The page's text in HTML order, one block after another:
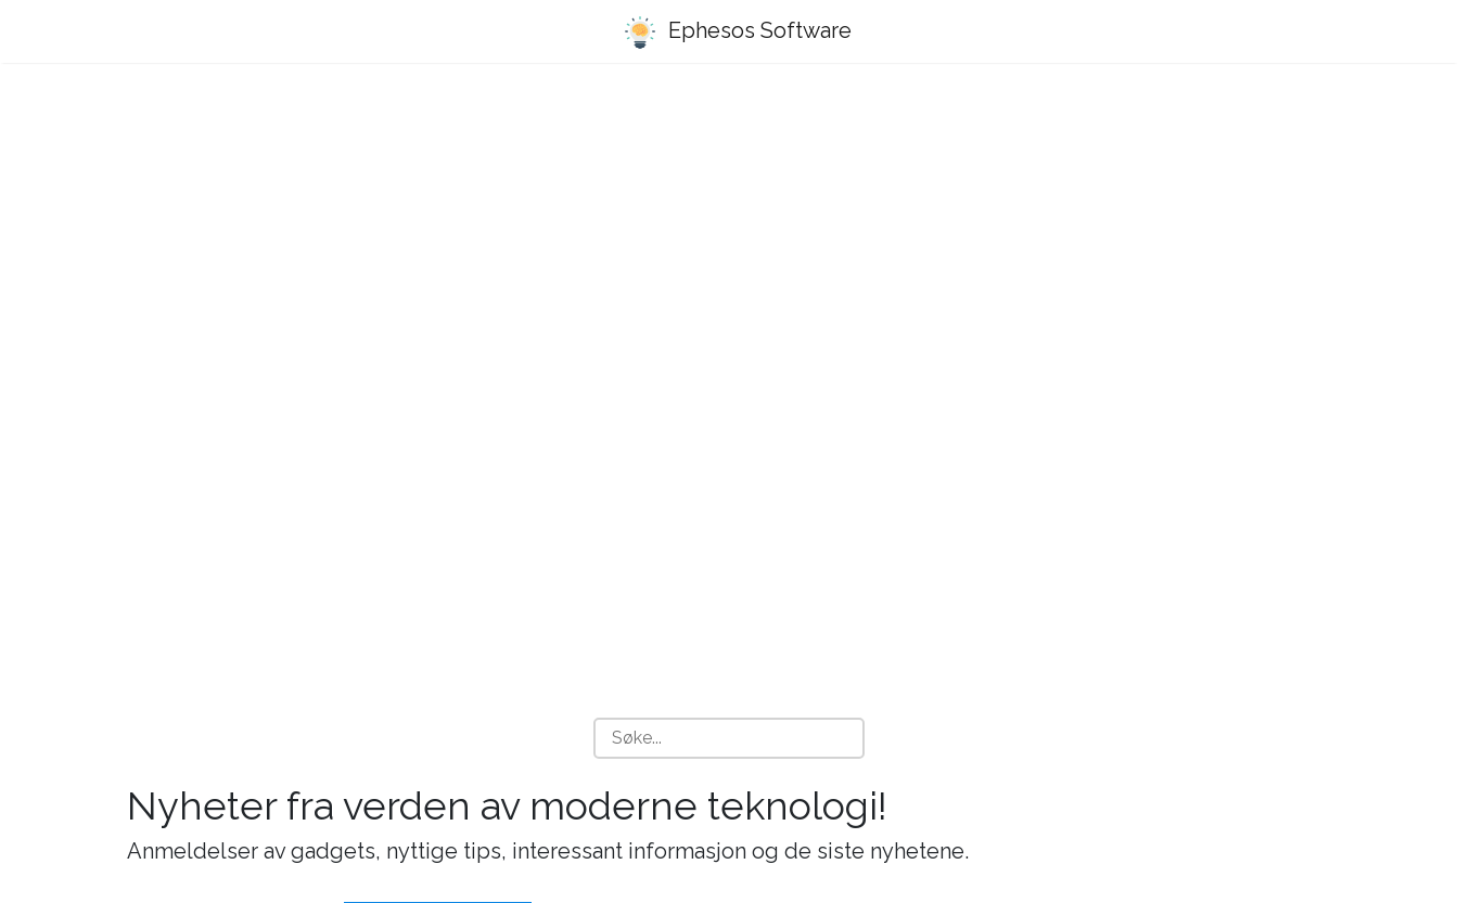
Ephesos Software
Nyheter fra verden av moderne teknologi!
Anmeldelser av gadgets, nyttige tips, interessant informasjon og de siste nyhetene.